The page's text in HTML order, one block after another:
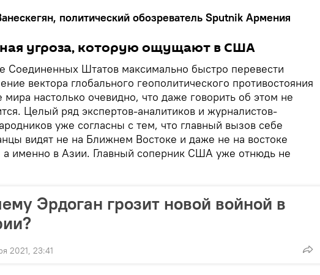
политический обозреватель Sputnik Армения
угроза, которую ощущают в США
Соединенных Штатов максимально быстро перевести
вектора глобального геополитического противостояния
мира настолько очевидно, что даже говорить об этом не
Целый ряд экспертов-аналитиков и журналистов-
уже согласны с тем, что главный вызов себе
видят не на Ближнем Востоке и даже не на востоке
а именно в Азии. Главный соперник США уже отнюдь не
Эрдоган грозит новой войной в
2021, 23:41